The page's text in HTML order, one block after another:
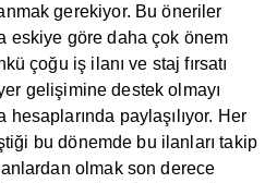
gerekiyor. Bu öneriler
eskiye göre daha çok önem
çoğu iş ilanı ve staj fırsatı
gelişimine destek olmayı
paylaşılıyor. Her
bu dönemde bu ilanları takip
olmak son derece